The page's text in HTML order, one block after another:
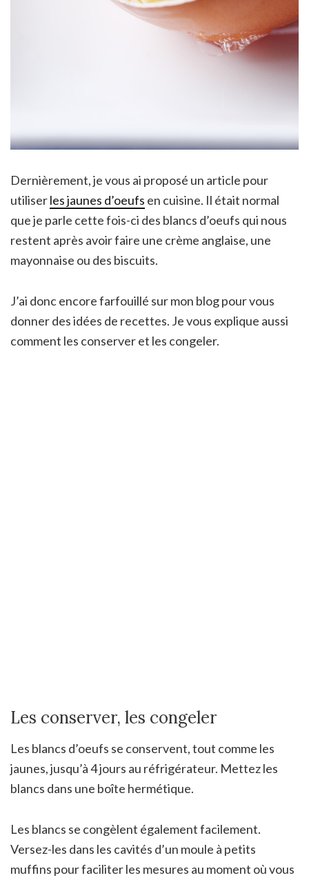
Dernièrement, je vous ai proposé un article pour
utiliserles jaunes d’oeufs en cuisine. Il était normal
que je parle cette fois-ci des blancs d’oeufs qui nous
restent après avoir faire une crème anglaise, une
mayonnaise ou des biscuits.
J’ai donc encore farfouillé sur mon blog pour vous
donner des idées de recettes. Je vous explique aussi
comment les conserver et les congeler.
Les conserver, les congeler
Les blancs d’oeufs se conservent, tout comme les
jaunes, jusqu’à 4 jours au réfrigérateur. Mettez les
blancs dans une boîte hermétique.
Les blancs se congèlent également facilement.
Versez-les dans les cavités d’un moule à petits
muffins pour faciliter les mesures au moment où vous